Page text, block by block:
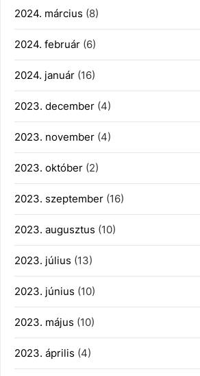
2024. március (8)
2024. február (6)
2024. január (16)
2023. december (4)
2023. november (4)
2023. október (2)
2023. szeptember (16)
2023. augusztus (10)
2023. július (13)
2023. június (10)
2023. május (10)
2023. április (4)